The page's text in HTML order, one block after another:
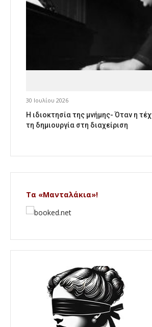
30 Ιουλίου 2026
Η ιδιοκτησία της μνήμης- Όταν η
τη δημιουργία στη διαχείριση
Τα «Μανταλάκια»!